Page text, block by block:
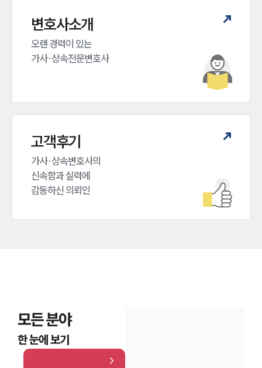
변호사소개
오랜 경력이 있는
가사·상속전문변호사
고객후기
가사·상속변호사의
신속함과 실력에
감동하신 의뢰인
모든 분야
한 눈에 보기